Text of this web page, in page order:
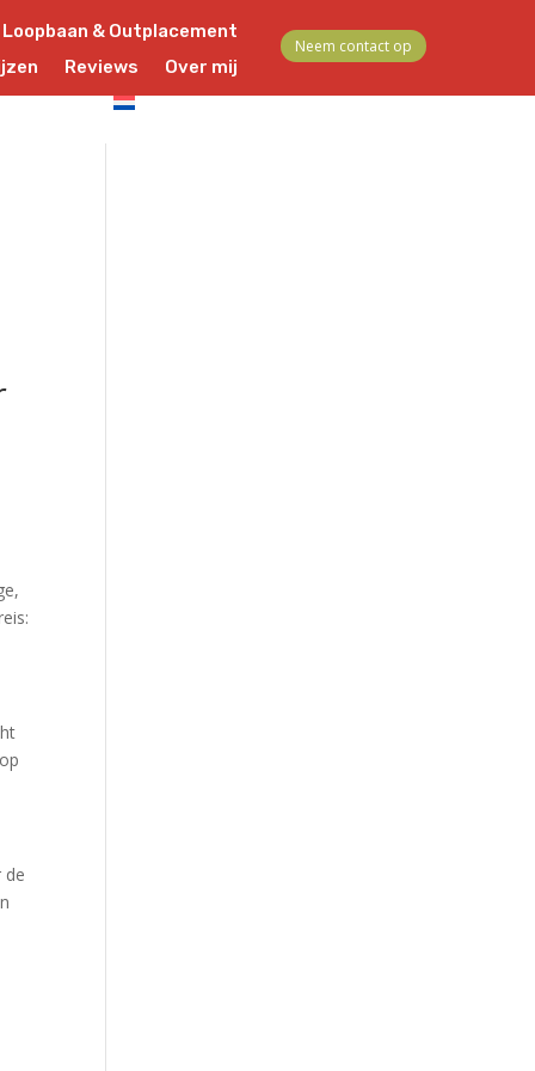
Loopbaan & Outplacement
Reviews
Over mij
Contact
Nederlands
Neem contact op
de